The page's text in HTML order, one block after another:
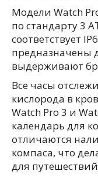
Модели Watch
по стандарту 3
соответствует
предназначены
выдерживают
Все часы
кислорода в
Watch Pro 3 и
календарь для
отличаются
компаса, что
для